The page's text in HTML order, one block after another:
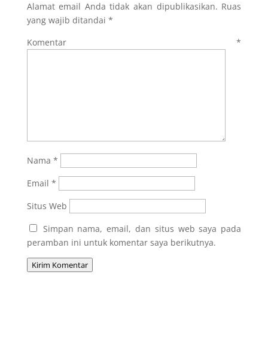
Alamat email Anda tidak akan dipublikasikan. Ruas
yang wajib ditandai *
Komentar*
Nama *
Email *
Situs Web
Simpan nama, email, dan situs web saya pada
peramban ini untuk komentar saya berikutnya.
Kirim Komentar